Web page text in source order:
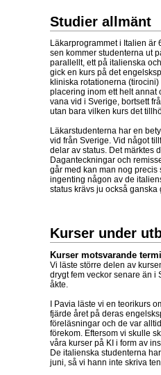
Studier allmänt
Läkarprogrammet i Italien är
sen kommer studenterna ut
parallellt, ett på italienska
gick en kurs på det
kliniska rotationerna
placering inom ett helt annat
vana vid i Sverige, bortsett
utan bara vilken kurs det
Läkarstudenterna har en
vid från Sverige. Vid något
delar av status. Det märktes
Daganteckningar och
går med kan man nog precis
ingenting någon av de
status krävs ju också ganska
Kurser under
Kurser motsvarande
Vi läste större delen av
drygt fem veckor senare än i
åkte.
I Pavia läste vi en teorikurs
fjärde året på deras
föreläsningar och de var
förekom. Eftersom vi skulle
våra kurser på KI i form av
De italienska studenterna
juni, så vi hann inte skriva